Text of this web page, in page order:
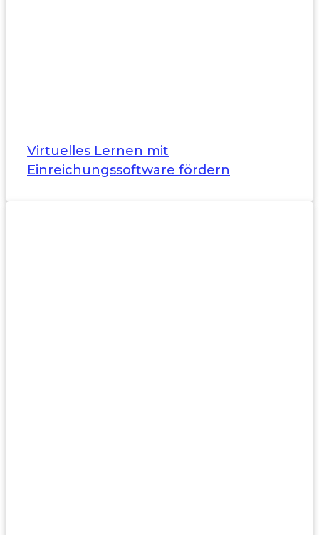
Virtuelles Lernen mit
Einreichungssoftware fördern